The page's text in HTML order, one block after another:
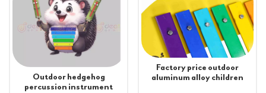
Outdoor hedgehog
percussion instrument
Factory price outdoor
aluminum alloy children